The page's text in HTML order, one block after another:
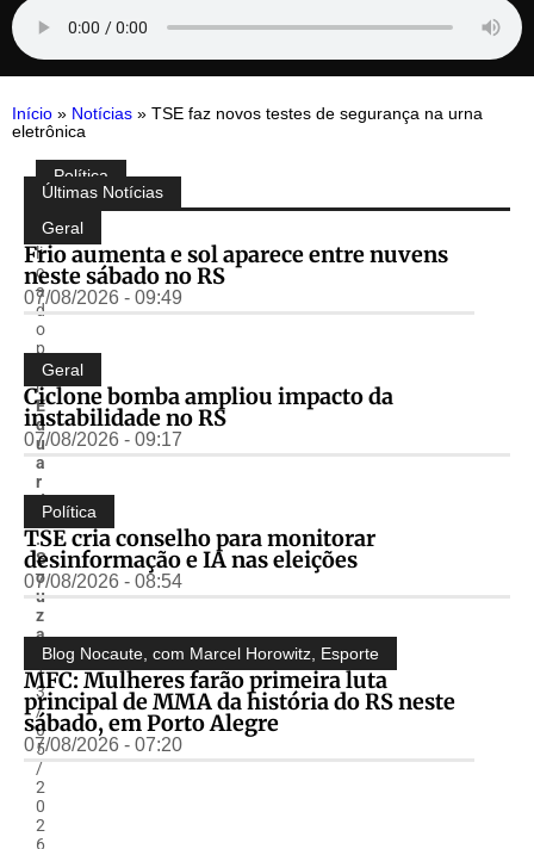
Início » Notícias » TSE faz novos testes de segurança na urna
eletrônica
Compartilhe:
Política
P
b
li
c
a
d
o
p
o
r
E
d
u
a
r
d
o
.
S
o
u
z
a
1
3
/
0
5
/
2
0
2
6
Últimas Notícias
Geral
Frio aumenta e sol aparece entre nuvens
neste sábado no RS
07/08/2026 - 09:49
Geral
Ciclone bomba ampliou impacto da
instabilidade no RS
07/08/2026 - 09:17
Política
TSE cria conselho para monitorar
desinformação e IA nas eleições
07/08/2026 - 08:54
Blog Nocaute, com Marcel Horowitz Esporte
MFC: Mulheres farão primeira luta
principal de MMA da história do RS neste
sábado, em Porto Alegre
07/08/2026 - 07:20